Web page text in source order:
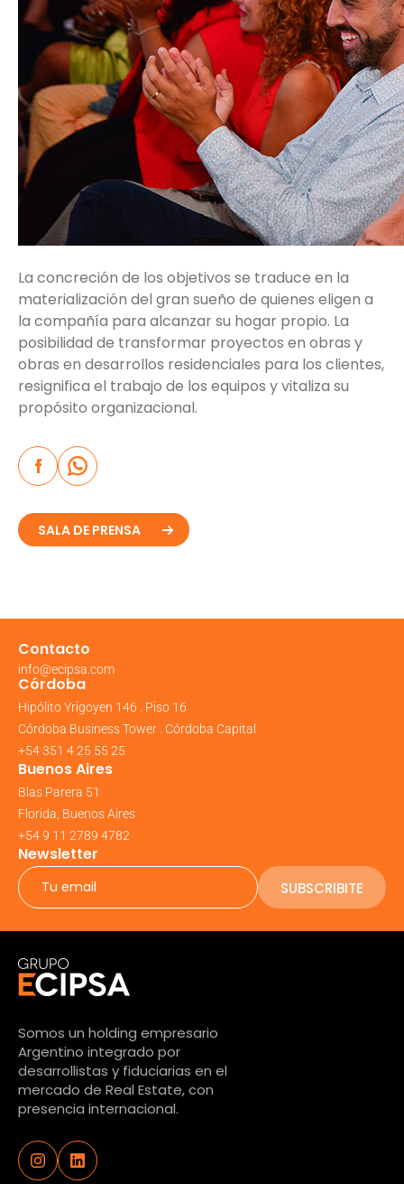
La concreción de los objetivos se traduce en la
materialización del gran sueño de quienes eligen a
la compañía para alcanzar su hogar propio. La
posibilidad de transformar proyectos en obras y
obras en desarrollos residenciales para los clientes,
resignifica el trabajo de los equipos y vitaliza su
propósito organizacional.
SALA DE PRENSA
Contacto
info@ecipsa.com
Córdoba
Hipólito Yrigoyen 146 . Piso 16
Córdoba Business Tower . Córdoba Capital
+54 351 4 25 55 25
Buenos Aires
Blas Parera 51
Florida, Buenos Aires
+54 9 11 2789 4782
Newsletter
SUBSCRIBITE
Somos un holding empresario
Argentino integrado por
desarrollistas y fiduciarias en el
mercado de Real Estate, con
presencia internacional.